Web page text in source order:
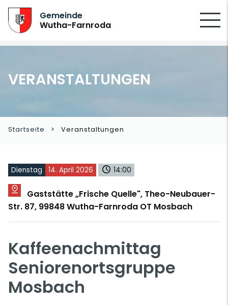
Gemeinde
Wutha-Farnroda
VERANSTALTUNGEN
Startseite Veranstaltungen
Dienstag 14. April 2026 14:00
Gaststätte „Frische Quelle", Theo-Neubauer-
Str. 87, 99848 Wutha-Farnroda OT Mosbach
Kaffeenachmittag
Seniorenortsgruppe
Mosbach